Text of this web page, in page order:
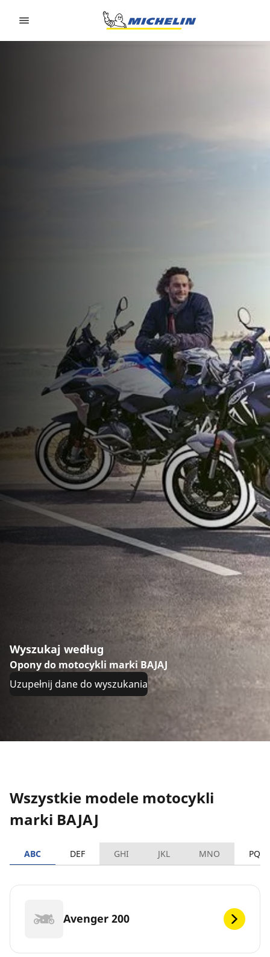
Wyszukaj według
Opony do motocykli marki BAJAJ
Uzupełnij dane do wyszukania
Wszystkie modele motocykli
marki BAJAJ
ABC DEF GHI JKL MNO PQRS
Avenger 200